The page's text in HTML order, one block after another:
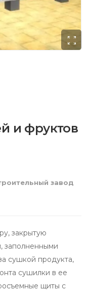
и фруктов
завод
закрытую
заполненными
сушкой продукта,
сушилки в ее
щиты с